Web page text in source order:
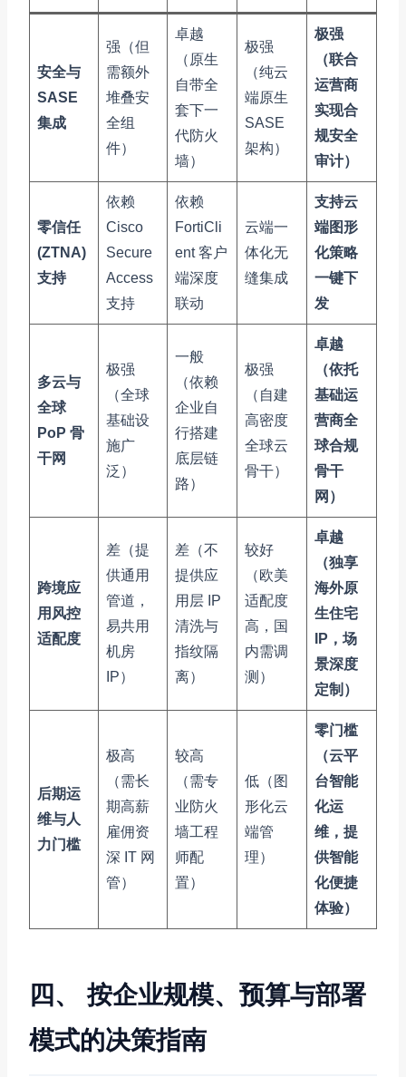
安全与
SASE
集成
强（但
需额外
堆叠安
全组
件）
卓越
（原生
自带全
套下一
代防火
墙）
极强
（纯云
端原生
SASE
架构）
极强
（联合
运营商
实现合
规安全
审计）
零信任
(ZTNA)
支持
依赖
Cisco
Secure
Access
支持
依赖
FortiCli
ent 客户
端深度
联动
云端一
体化无
缝集成
支持云
端图形
化策略
一键下
发
多云与
全球
PoP 骨
干网
极强
（全球
基础设
施广
泛）
一般
（依赖
企业自
行搭建
底层链
路）
极强
（自建
高密度
全球云
骨干）
卓越
（依托
基础运
营商全
球合规
骨干
网）
跨境应
用风控
适配度
差（提
供通用
管道，
易共用
机房
IP）
差（不
提供应
用层 IP
清洗与
指纹隔
离）
较好
（欧美
适配度
高，国
内需调
测）
卓越
（独享
海外原
生住宅
IP，场
景深度
定制）
后期运
维与人
力门槛
极高
（需长
期高薪
雇佣资
深 IT 网
管）
较高
（需专
业防火
墙工程
师配
置）
低（图
形化云
端管
理）
零门槛
（云平
台智能
化运
维，提
供智能
化便捷
体验）
四、 按企业规模、预算与部署
模式的决策指南